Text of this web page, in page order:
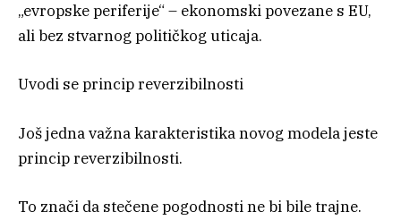
„evropske periferije“ – ekonomski povezane s EU,
ali bez stvarnog političkog uticaja.
Uvodi se princip reverzibilnosti
Još jedna važna karakteristika novog modela jeste
princip reverzibilnosti.
To znači da stečene pogodnosti ne bi bile trajne.